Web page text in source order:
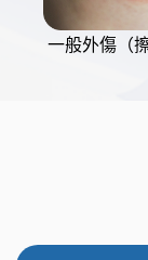
一般外傷（